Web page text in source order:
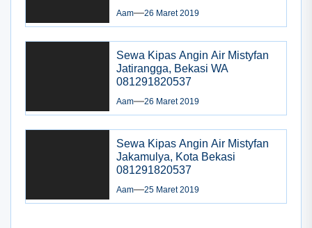
Aam 26 Maret 2019
Sewa Kipas Angin Air Mistyfan
Jatirangga, Bekasi WA
081291820537
Aam 26 Maret 2019
Sewa Kipas Angin Air Mistyfan
Jakamulya, Kota Bekasi
081291820537
Aam 25 Maret 2019